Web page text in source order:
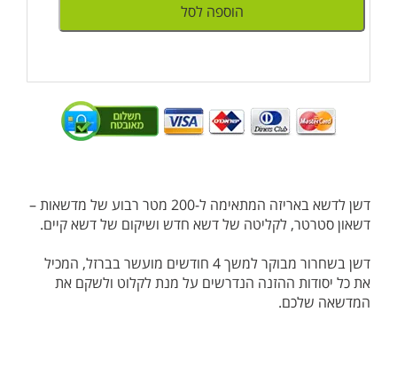
הוספה לסל
דשן לדשא באריזה המתאימה ל-200 מטר רבוע של מדשאות –
דשאון סטרטר, לקליטה של דשא חדש ושיקום של דשא קיים.
דשן בשחרור מבוקר למשך 4 חודשים מועשר בברזל, המכיל
את כל יסודות ההזנה הנדרשים על מנת לקלוט ולשקם את
המדשאה שלכם.